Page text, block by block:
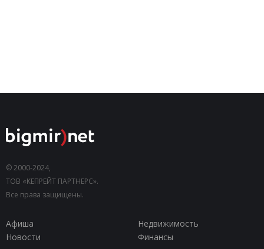
© 2000-2024,
ТОВ «КЕПРЕЙТ ПАРТНЕРС».
Все права защищены.
Афиша
Недвижимость
Новости
Финансы